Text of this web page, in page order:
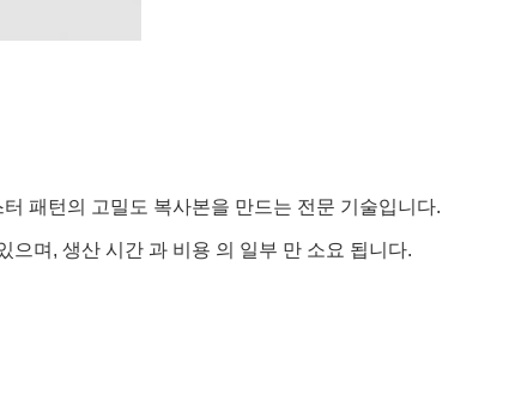
패턴의 고밀도 복사본을 만드는 전문 기술입니다.
으며, 생산 시간 과 비용 의 일부 만 소요 됩니다.